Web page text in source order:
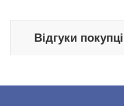
Відгуки